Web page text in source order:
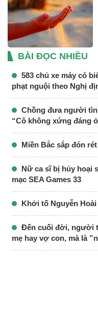
BÀI ĐỌC NHIỀU
583 chủ xe máy có
phạt nguội theo Nghị
Chồng đưa người
“Cô không xứng đáng
Miền Bắc sắp đón
Nữ ca sĩ bị hủy hoại
mạc SEA Games 33
Khởi tố Nguyễn
Đến cuối đời, người
mẹ hay vợ con, mà là